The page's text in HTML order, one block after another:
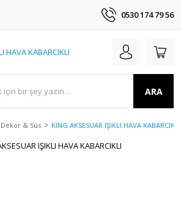
0530 174 79 56
ARA
Dekor & Süs KİNG AKSESUAR IŞIKLI HAVA KABARCIKLI